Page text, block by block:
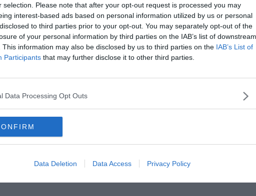
selection. Please note that after your opt-out request is processed you may
interest-based ads based on personal information utilized by us or personal
to third parties prior to your opt-out. You may separately opt-out of the
of your personal information by third parties on the IAB’s list of downstream
This information may also be disclosed by us to third parties on the IAB’s List of
Participants that may further disclose it to other third parties.
Data Processing Opt Outs
Data Deletion Data Access Privacy Policy
iscriviti allaNewsletter QUInews - ToscanaMedia.
nella tua casella di posta.
matteo tramoni calvin stengs italia